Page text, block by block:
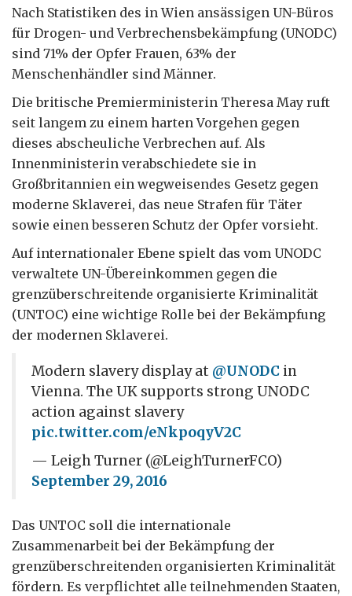
Nach Statistiken des in Wien ansässigen UN-Büros
für Drogen- und Verbrechensbekämpfung (UNODC)
sind 71% der Opfer Frauen, 63% der
Menschenhändler sind Männer.
Die britische Premierministerin Theresa May ruft
seit langem zu einem harten Vorgehen gegen
dieses abscheuliche Verbrechen auf. Als
Innenministerin verabschiedete sie in
Großbritannien ein wegweisendes Gesetz gegen
moderne Sklaverei, das neue Strafen für Täter
sowie einen besseren Schutz der Opfer vorsieht.
Auf internationaler Ebene spielt das vom UNODC
verwaltete UN-Übereinkommen gegen die
grenzüberschreitende organisierte Kriminalität
(UNTOC) eine wichtige Rolle bei der Bekämpfung
der modernen Sklaverei.
Modern slavery display at @UNODC in
Vienna. The UK supports strong UNODC
action against slavery
pic.twitter.com/eNkpoqyV2C
— Leigh Turner (@LeighTurnerFCO)
September 29, 2016
Das UNTOC soll die internationale
Zusammenarbeit bei der Bekämpfung der
grenzüberschreitenden organisierten Kriminalität
fördern. Es verpflichtet alle teilnehmenden Staaten,